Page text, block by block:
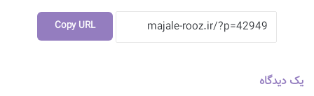
Copy URL
یک دیدگاه